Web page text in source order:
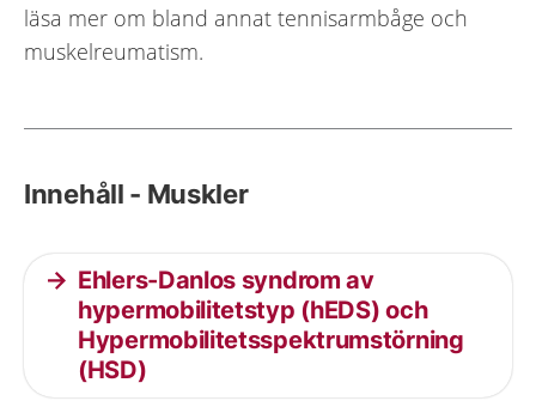
läsa mer om bland annat tennisarmbåge och
muskelreumatism.
Innehåll - Muskler
Ehlers-Danlos syndrom av
hypermobilitetstyp (hEDS) och
Hypermobilitetsspektrumstörning
(HSD)